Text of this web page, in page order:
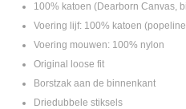
100% katoen (Dearborn Canvas,
Voering lijf: 100% katoen
Voering mouwen: 100% nylon
Original loose fit
Borstzak aan de binnenkant
Driedubbele stiksels